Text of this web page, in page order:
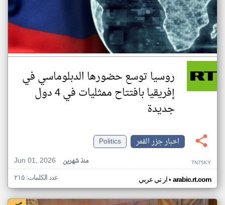
روسيا توسع حضورها الدبلوماسي في
إفريقيا بافتتاح ممثليات في 4 دول
جديدة
اخبار جزر القمر
Politics
Jun 01, 2026
منذ شهرين TN75KY
ار تي عربي• arabic.rt.com عدد الكلمات: ٢١٥